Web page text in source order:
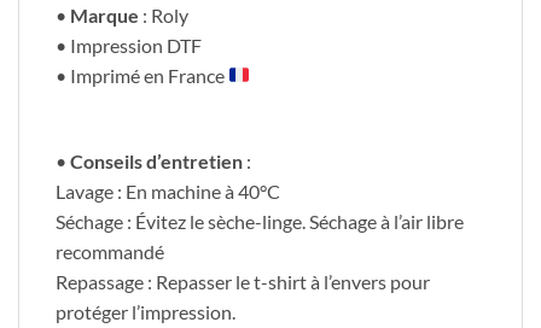
• Marque : Roly
• Impression DTF
• Imprimé en France
• Conseils d’entretien :
Lavage : En machine à 40°C
Séchage : Évitez le sèche-linge. Séchage à l’air libre
recommandé
Repassage : Repasser le t-shirt à l’envers pour
protéger l’impression.